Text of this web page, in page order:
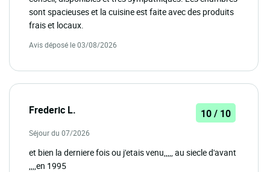
sont spacieuses et la cuisine est faite avec des produits
frais et locaux.
Avis déposé le 03/08/2026
Frederic L. 10 / 10
Séjour du 07/2026
et bien la derniere fois ou j'etais venu,,,,, au siecle d'avant
,,,,en 1995